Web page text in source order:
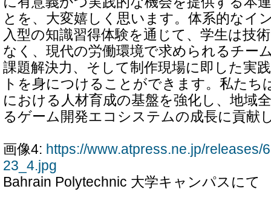
とを、大変嬉しく思います。体系的なイ
入型の知識習得体験を通じて、学生は技
なく、現代の労働環境で求められるチー
課題解決力、そして制作現場に即した実
トを身につけることができます。私たち
における人材育成の基盤を強化し、地域
るゲーム開発エコシステムの成長に貢献
画像4: https://www.atpress.ne.jp/releases/
23_4.jpg
Bahrain Polytechnic 大学キャンパスにて